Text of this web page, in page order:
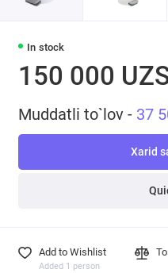
In stock
150 000
Muddatli to`lov - 37
Xarid
Add to Wishlist
Added 1 person